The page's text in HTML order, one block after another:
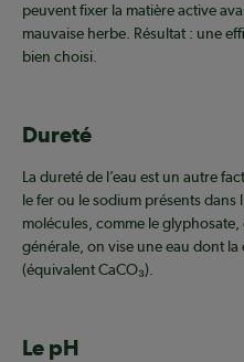
peuvent fixer la matière active
mauvaise herbe. Résultat : une
bien choisi.
Dureté
La dureté de l’eau est un autre
le fer ou le sodium présents dans
molécules, comme le
générale, on vise une eau dont
(équivalent CaCO₃).
Le pH